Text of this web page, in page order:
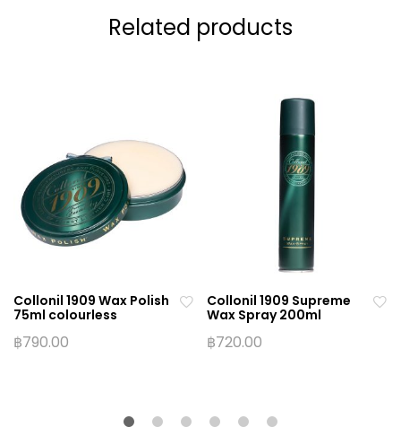
Related products
Collonil 1909 Wax Polish
75ml colourless
฿790.00
sh
Collonil 1909 Supreme
Wax Spray 200ml
฿720.00